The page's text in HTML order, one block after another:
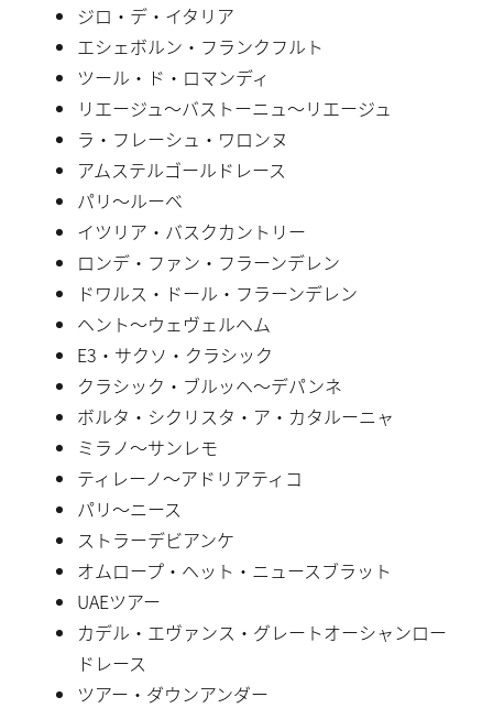
ジロ・デ・イタリア
エシェボルン・フランクフルト
ツール・ド・ロマンディ
リエージュ〜バストーニュ〜リエージュ
ラ・フレーシュ・ワロンヌ
アムステルゴールドレース
パリ〜ルーベ
イツリア・バスクカントリー
ロンデ・ファン・フラーンデレン
ドワルス・ドール・フラーンデレン
ヘント〜ウェヴェルヘム
E3・サクソ・クラシック
クラシック・ブルッヘ〜デパンネ
ボルタ・シクリスタ・ア・カタルーニャ
ミラノ〜サンレモ
ティレーノ〜アドリアティコ
パリ〜ニース
ストラーデビアンケ
オムロープ・ヘット・ニュースブラット
UAEツアー
カデル・エヴァンス・グレートオーシャンロー
ドレース
ツアー・ダウンアンダー